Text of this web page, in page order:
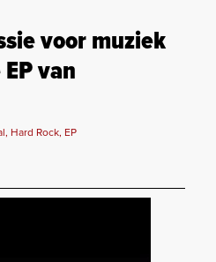
voor muziek
van
Hard Rock, EP